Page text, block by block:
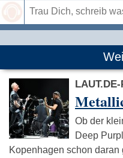
Ob der
Deep
Kopenhagen schon